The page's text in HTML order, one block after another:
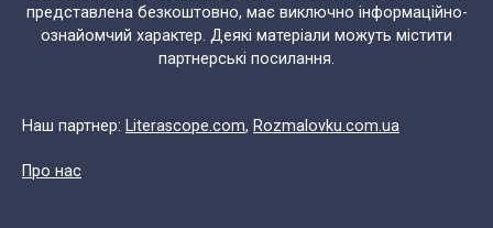
представлена безкоштовно, має виключно інформаційно-
ознайомчий характер. Деякі матеріали можуть містити
партнерські посилання.
Наш партнер: Literascope.com, Rozmalovku.com.ua
Про нас